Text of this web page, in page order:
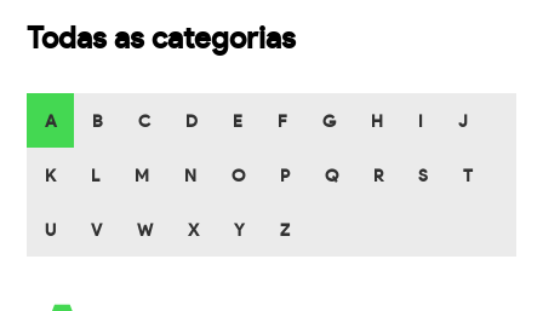
Todas as categorias
A B C D E F G H J
K L M N O P Q R S T
U V W X Y Z